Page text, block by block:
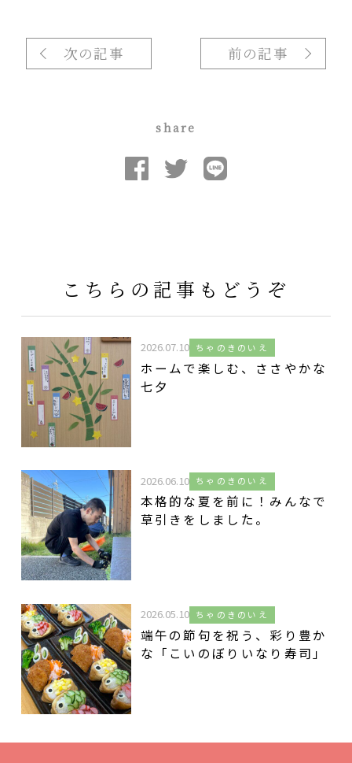
次の記事 前の記事
share
こちらの記事もどうぞ
2026.07.10 ちゃのきのいえ
ホームで楽しむ、ささやかな
七夕
2026.06.10 ちゃのきのいえ
本格的な夏を前に！みんなで
草引きをしました。
2026.05.10 ちゃのきのいえ
端午の節句を祝う、彩り豊か
な「こいのぼりいなり寿司」